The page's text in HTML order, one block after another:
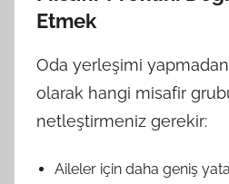
Etmek
Oda yerleşimi yapmadan
olarak hangi misafir
netleştirmeniz gerekir:
Aileler için daha geniş